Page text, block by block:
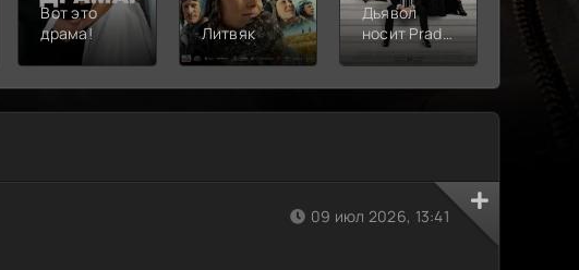
Вот это
драма!
Литвяк
Дьявол
носит Prada
2
09 июл 2026, 13:41